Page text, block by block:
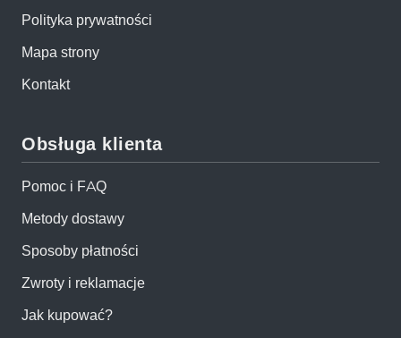
Polityka prywatności
Mapa strony
Kontakt
Obsługa klienta
Pomoc i FAQ
Metody dostawy
Sposoby płatności
Zwroty i reklamacje
Jak kupować?